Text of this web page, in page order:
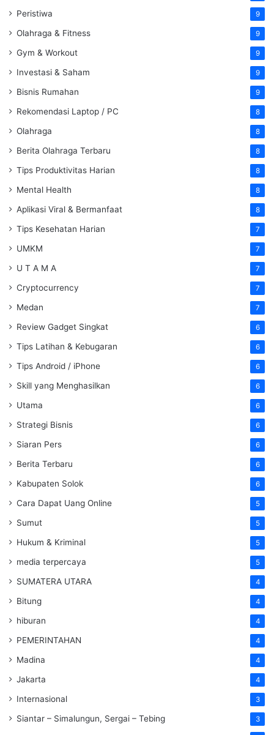
Peristiwa 9
Olahraga & Fitness 9
Gym & Workout 9
Investasi & Saham 9
Bisnis Rumahan 9
Rekomendasi Laptop / PC 8
Olahraga 8
Berita Olahraga Terbaru 8
Tips Produktivitas Harian 8
Mental Health 8
Aplikasi Viral & Bermanfaat 8
Tips Kesehatan Harian 7
UMKM 7
U T A M A 7
Cryptocurrency 7
Medan 7
Review Gadget Singkat 6
Tips Latihan & Kebugaran 6
Tips Android / iPhone 6
Skill yang Menghasilkan 6
Utama 6
Strategi Bisnis 6
Siaran Pers 6
Berita Terbaru 6
Kabupaten Solok 6
Cara Dapat Uang Online 5
Sumut 5
Hukum & Kriminal 5
media terpercaya 5
SUMATERA UTARA 4
Bitung 4
hiburan 4
PEMERINTAHAN 4
Madina 4
Jakarta 4
Internasional 3
Siantar – Simalungun, Sergai – Tebing 3